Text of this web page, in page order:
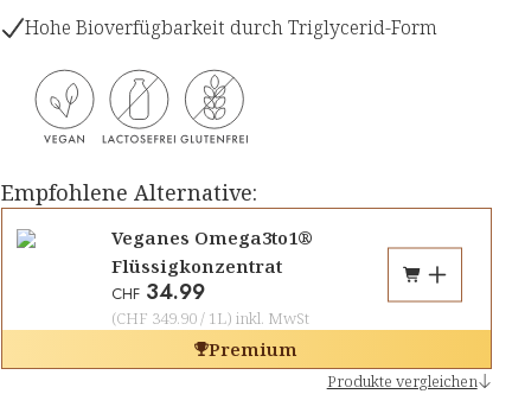
Hohe Bioverfügbarkeit durch Triglycerid-Form
Empfohlene Alternative:
Veganes Omega3to1®
Flüssigkonzentrat
CHF 34.99
(CHF 349.90/ 1L) inkl. MwSt
Premium
Produkte vergleichen